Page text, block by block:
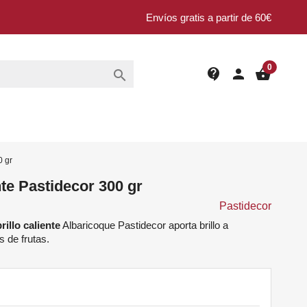
Envíos gratis a partir de 60€
 contact_support person shopping_basket
0
gr
Pastidecor 300 gr
Pastidecor
calienteAlbaricoque Pastidecor aporta brillo a
de frutas.